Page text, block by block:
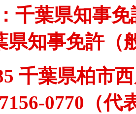
千葉県知事免
県知事免許（
千葉県柏市
0770 （